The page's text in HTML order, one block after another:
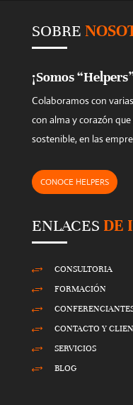
f
i
e
p
t
.
SOBRE
¡Somos
Colaboramos con
con alma y corazón
sostenible, en las
CONOCE HELPERS
ENLACES DE
+ CONSULTORIA
+ FORMACIÓN
+
+ CONTACTO Y
+ SERVICIOS
+ BLOG